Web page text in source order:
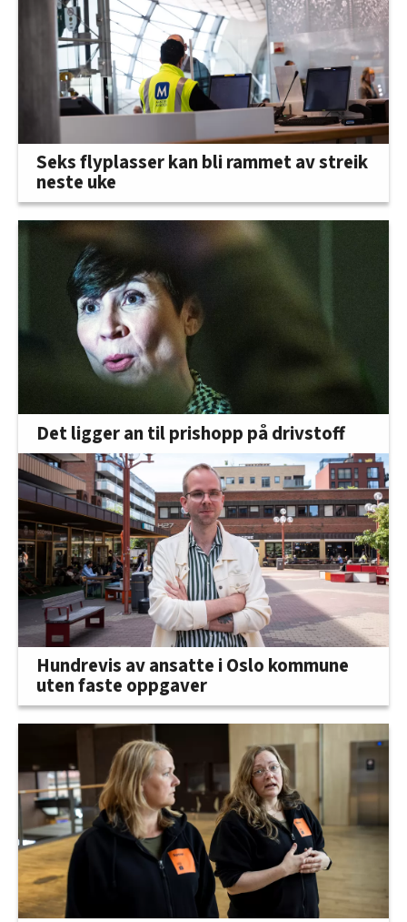
Seks flyplasser kan bli rammet av streik
neste uke
Det ligger an til prishopp på drivstoff
Hundrevis av ansatte i Oslo kommune
uten faste oppgaver